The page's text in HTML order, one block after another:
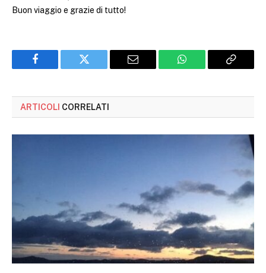
Buon viaggio e grazie di tutto!
Facebook Twitter Email WhatsApp Copy
ARTICOLI CORRELATI